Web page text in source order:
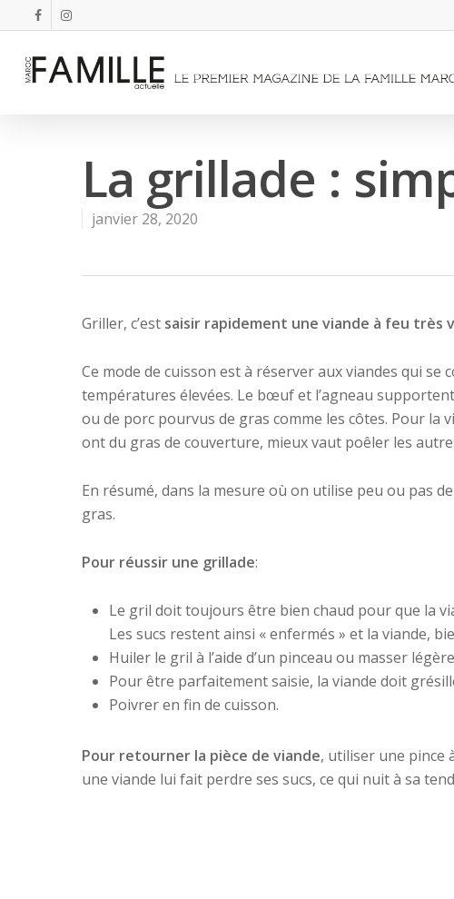
La grillade :
janvier 28, 2020
Griller, c’est saisir rapidement une viande à feu très
Ce mode de cuisson est à réserver aux viandes qui
températures élevées. Le bœuf et l’agneau
ou de porc pourvus de gras comme les côtes. Pour la
ont du gras de couverture, mieux vaut poêler les
En résumé, dans la mesure où on utilise peu ou pas
gras.
Pour réussir une grillade:
Le gril doit toujours être bien chaud pour que la
Les sucs restent ainsi « enfermés » et la viande,
Huiler le gril à l’aide d’un pinceau ou masser
Pour être parfaitement saisie, la viande doit
Poivrer en fin de cuisson.
Pour retourner la pièce de viande, utiliser une pince
une viande lui fait perdre ses sucs, ce qui nuit à sa